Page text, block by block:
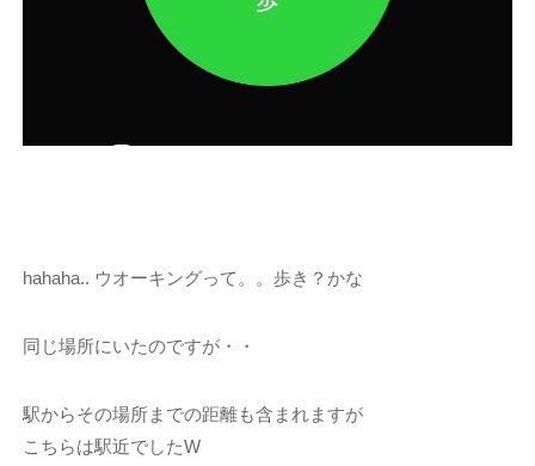
hahaha.. ウオーキングって。。歩き？かな
同じ場所にいたのですが・・
駅からその場所までの距離も含まれますが
こちらは駅近でしたW